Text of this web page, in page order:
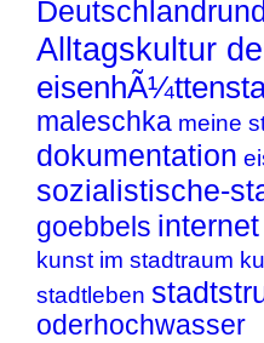
Alltagskultur
maleschka meine
dokumentation
sozialistische-
goebbels internet
kunst im stadtraum
stadtleben
oderhochwasser